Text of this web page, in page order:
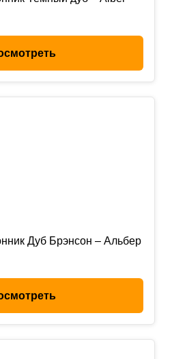
Дуб Брэнсон – Альбер